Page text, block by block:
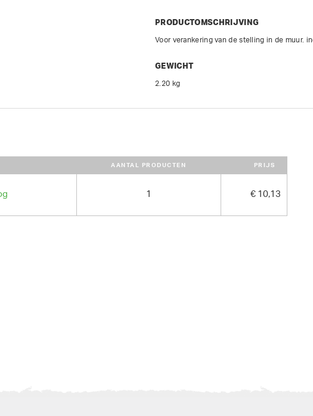
PRODUCTOMSCHRIJVING
Voor verankering van de stelling in de muur.
GEWICHT
2.20 kg
AANTAL PRODUCTEN PRIJS
1 € 10,13